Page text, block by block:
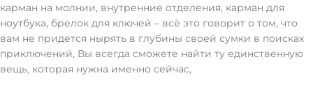
карман на молнии, внутренние отделения, карман для
ноутбука, брелок для ключей – всё это говорит о том, что
вам не придется нырять в глубины своей сумки в поисках
приключений, Вы всегда сможете найти ту единственную
вещь, которая нужна именно сейчас,